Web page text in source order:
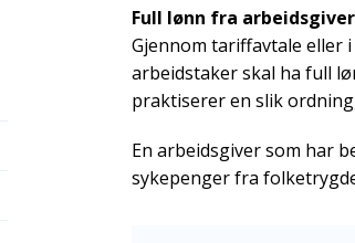
Full lønn fra
Gjennom tariffavtale eller
arbeidstaker skal ha full
praktiserer en slik
En arbeidsgiver som har
sykepenger fra